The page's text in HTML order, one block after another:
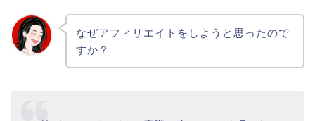
なぜアフィリエイトをしようと思ったので
すか？